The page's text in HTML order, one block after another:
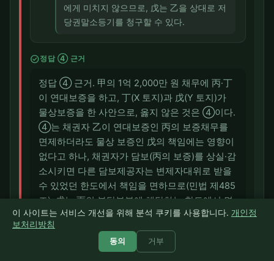
에게 미치지 않으므로, 戊는 乙을 상대로 저
당권말소등기를 청구할 수 있다.
check_circle정답 ④ 근거
정답 ④ 근거. 甲의 1억 2,000만 원 채무에 丙·丁
이 연대보증을 하고, 丁(X 토지)과 戊(Y 토지)가
물상보증을 한 사안으로, 옳지 않은 것은 ④이다.
④는 채권자 乙이 연대보증인 丙의 보증채무를
면제하더라도 물상 보증인 戊의 책임에는 영향이
없다고 하나, 채권자가 담보(丙의 보증)를 상실·감
소시키면 다른 담보제공자는 변제자대위로 받을
수 있었던 한도에서 책임을 면하므로(민법 제485
조), 戊는 丙의 부담부분에 해당하는 한도에서 면
책된다. 따라서 戊의 책임에 영향이 없다고 한 ④
는 옳지 않다. 반면 ①은 변제할 정당한 이익이
있는 연대보증인 丙은 甲의 의사에 반하여도 변제
이 사이트는 서비스 개선을 위해 분석 쿠키를 사용합니다. 개인정
보처리방침
동의 거부